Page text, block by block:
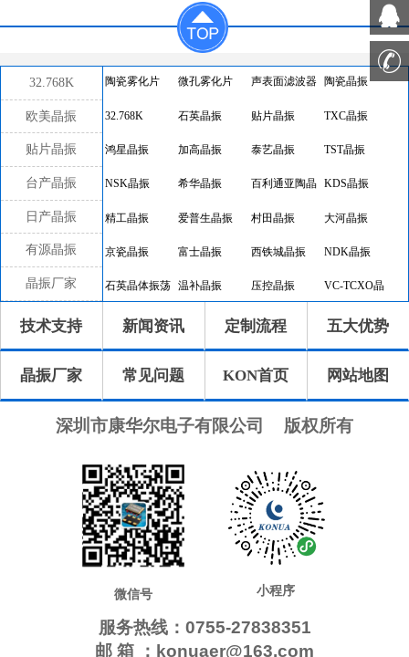
32.768K
欧美晶振
贴片晶振
台产晶振
日产晶振
有源晶振
晶振厂家
陶瓷雾化片 微孔雾化片 声表面滤波器 陶瓷晶振
32.768K 石英晶振 贴片晶振 TXC晶振
鸿星晶振 加高晶振 泰艺晶振 TST晶振
NSK晶振 希华晶振 百利通亚陶晶
振
KDS晶振
精工晶振 爱普生晶振 村田晶振 大河晶振
京瓷晶振 富士晶振 西铁城晶振 NDK晶振
石英晶体振荡 温补晶振 压控晶振 VC-TCXO晶
振
差分晶振 32.768K有源
晶振
恒温晶振 8045晶振
7050晶振 6035晶振 5032晶振 3225晶振
7.0x1.5晶振 5.0x1.8晶振 4.1x1.5晶振 3.2x1.5晶振
瑞康晶振 康纳温菲尔德 高利奇晶振
AbraconCrystal 维管晶振 ECScrystal晶
振
日蚀晶振
拉隆晶振 格林雷晶振 SiTimeCrystal
Pletronics晶振 MERCURY晶
振
AEL晶振 Cardinal晶振 Crystek晶振
技术支持 新闻资讯 定制流程 五大优势
晶振厂家 常见问题 KON首页 网站地图
深圳市康华尔电子有限公司 版权所有
微信号 小程序
服务热线：0755-27838351
邮 箱 ：konuaer@163.com